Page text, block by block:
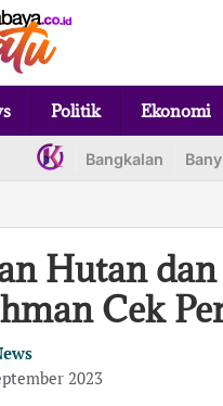
Politik Ekonomi
Bangkalan
Penanganan
Hutan
Cek
2023